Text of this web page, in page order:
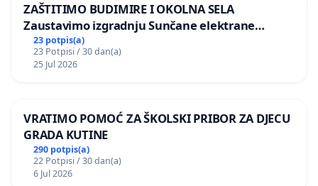
ZAŠTITIMO BUDIMIRE I OKOLNA SELA
Zaustavimo izgradnju Sunčane elektrane
Vedrine na području Ugljana
23 potpis(a)
23 Potpisi / 30 dan(a)
25 Jul 2026
VRATIMO POMOĆ ZA ŠKOLSKI PRIBOR ZA DJECU
GRADA KUTINE
290 potpis(a)
22 Potpisi / 30 dan(a)
6 Jul 2026